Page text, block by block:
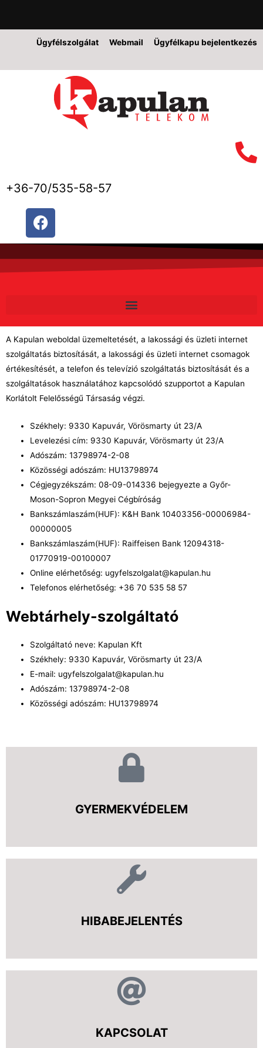
Ügyfélszolgálat Webmail Ügyfélkapu bejelentkezés
+36-70/535-58-57
A Kapulan weboldal üzemeltetését, a lakossági és üzleti internet
szolgáltatás biztosítását, a lakossági és üzleti internet csomagok
értékesítését, a telefon és televízió szolgáltatás biztosítását és a
szolgáltatások használatához kapcsolódó szupportot a Kapulan
Korlátolt Felelősségű Társaság végzi.
Székhely: 9330 Kapuvár, Vörösmarty út 23/A
Levelezési cím: 9330 Kapuvár, Vörösmarty út 23/A
Adószám: 13798974-2-08
Közösségi adószám: HU13798974
Cégjegyzékszám: 08-09-014336 bejegyezte a Győr-
Moson-Sopron Megyei Cégbíróság
Bankszámlaszám(HUF): K&H Bank 10403356-00006984-
00000005
Bankszámlaszám(HUF): Raiffeisen Bank 12094318-
01770919-00100007
Online elérhetőség: ugyfelszolgalat@kapulan.hu
Telefonos elérhetőség: +36 70 535 58 57
Webtárhely-szolgáltató
Szolgáltató neve: Kapulan Kft
Székhely: 9330 Kapuvár, Vörösmarty út 23/A
E-mail: ugyfelszolgalat@kapulan.hu
Adószám: 13798974-2-08
Közösségi adószám: HU13798974
GYERMEKVÉDELEM
HIBABEJELENTÉS
KAPCSOLAT